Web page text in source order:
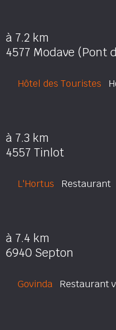
à 7.2 km
4577 Modave (Pont
Hôtel des Touristes
à 7.3 km
4557 Tinlot
L'Hortus Restaurant
à 7.4 km
6940 Septon
Govinda Restaurant